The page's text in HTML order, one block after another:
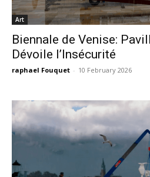
Art
Biennale de Venise:
Dévoile l’Insécurité
raphael Fouquet - 10 February 2026